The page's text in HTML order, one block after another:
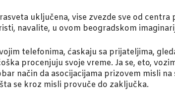
uključena, vise zvezde sve od centra
navalite, u ovom beogradskom
telefonima, ćaskaju sa prijateljima,
procenjuju svoje vreme. Ja se, eto,
način da asocijacijama prizovem misli
se kroz misli provuče do zaključka.